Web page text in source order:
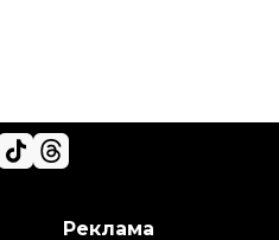
Реклама